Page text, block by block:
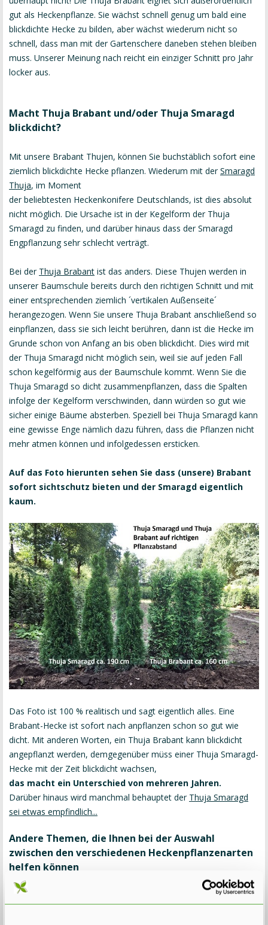
gut als Heckenpflanze. Sie wächst schnell genug um bald eine
blickdichte Hecke zu bilden, aber wächst wiederum nicht so
schnell, dass man mit der Gartenschere daneben stehen bleiben
muss. Unserer Meinung nach reicht ein einziger Schnitt pro Jahr
locker aus.
Macht Thuja Brabant und/oder Thuja Smaragd
blickdicht?
Mit unsere Brabant Thujen, können Sie buchstäblich sofort eine
ziemlich blickdichte Hecke pflanzen. Wiederum mit derSmaragd
Thuja, im Moment
der beliebtesten Heckenkonifere Deutschlands, ist dies absolut
nicht möglich. Die Ursache ist in der Kegelform der Thuja
Smaragd zu finden, und darüber hinaus dass der Smaragd
Engpflanzung sehr schlecht verträgt.
Bei der Thuja Brabant ist das anders. Diese Thujen werden in
unserer Baumschule bereits durch den richtigen Schnitt und mit
einer entsprechenden ziemlich ´vertikalen Außenseite´
herangezogen. Wenn Sie unsere Thuja Brabant anschließend so
einpflanzen, dass sie sich leicht berühren, dann ist die Hecke im
Grunde schon von Anfang an bis oben blickdicht. Dies wird mit
der Thuja Smaragd nicht möglich sein, weil sie auf jeden Fall
schon kegelförmig aus der Baumschule kommt. Wenn Sie die
Thuja Smaragd so dicht zusammenpflanzen, dass die Spalten
infolge der Kegelform verschwinden, dann würden so gut wie
sicher einige Bäume absterben. Speziell bei Thuja Smaragd kann
eine gewisse Enge nämlich dazu führen, dass die Pflanzen nicht
mehr atmen können und infolgedessen ersticken.
Auf das Foto hierunten sehen Sie dass (unsere) Brabant
sofort sichtschutz bieten und der Smaragd eigentlich
kaum.
Das Foto ist 100 % realitisch und sagt eigentlich alles. Eine
Brabant-Hecke ist sofort nach anpflanzen schon so gut wie
dicht. Mit anderen Worten, ein Thuja Brabant kann blickdicht
angepflanzt werden, demgegenüber müss einer Thuja Smaragd-
Hecke mit der Zeit blickdicht wachsen,
das macht ein Unterschied von mehreren Jahren.
Darüber hinaus wird manchmal behauptet der Thuja Smaragd
sei etwas empfindlich...
Andere Themen, die Ihnen bei der Auswahl
zwischen den verschiedenen Heckenpflanzenarten
helfen können
Vieler die hier aufgeführte Vorteilen der Brabant über Smaragd,